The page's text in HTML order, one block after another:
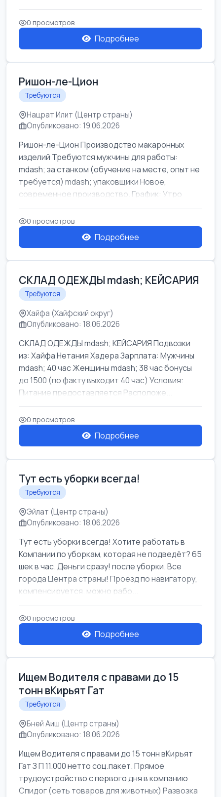
0 просмотров
Подробнее
Ришон-ле-Цион
Требуются
Нацрат Илит (Центр страны)
Опубликовано: 19.06.2026
Ришон-ле-Цион Производство макаронных
изделий Требуются мужчины для работы:
mdash; за станком (обучение на месте, опыт не
требуется) mdash; упаковщики Новое,
современное производство. График: Утро
mda...
0 просмотров
Подробнее
СКЛАД ОДЕЖДЫ mdash; КЕЙСАРИЯ
Требуются
Хайфа (Хайфский округ)
Опубликовано: 18.06.2026
СКЛАД ОДЕЖДЫ mdash; КЕЙСАРИЯ Подвозки
из: Хайфа Нетания Хадера Зарплата: Мужчины
mdash; 40 час Женщины mdash; 38 час бонусы
до 1500 (по факту выходит 40 час) Условия:
Питание предоставляется Расположе...
0 просмотров
Подробнее
Тут есть уборки всегда!
Требуются
Эйлат (Центр страны)
Опубликовано: 18.06.2026
Тут есть уборки всегда! Хотите работать в
Компании по уборкам, которая не подведёт? 65
шек в час. Деньги сразу! после уборки. Все
города Центра страны! Проезд по навигатору,
компенсируется. можно рабо...
0 просмотров
Подробнее
Ищем Водителя с правами до 15
тонн вКирьят Гат
Требуются
Бней Аиш (Центр страны)
Опубликовано: 18.06.2026
Ищем Водителя с правами до 15 тонн вКирьят
Гат З П 11.000 нетто соц.пакет. Прямое
трудоустройство с первого дня в компанию
Спидог (сеть товаров для животных) Развозка